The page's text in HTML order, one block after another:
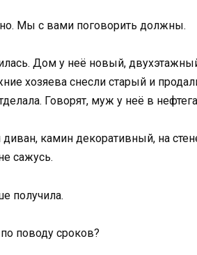
Мы с вами поговорить должны.
Дом у неё новый,
хозяева снесли старый и
Говорят, муж у неё в
камин декоративный, на
сажусь.
получила.
поводу сроков?